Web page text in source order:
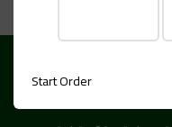
Start Order